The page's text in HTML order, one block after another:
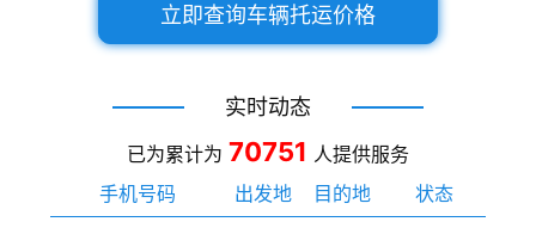
立即查询车辆托运价格
实时动态
已为累计为 70751 人提供服务
手机号码
出发地 目的地 状态